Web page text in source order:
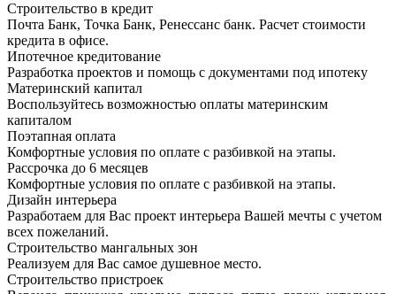
Строительство в кредит
Почта Банк, Точка Банк, Ренессанс банк. Расчет стоимости
кредита в офисе.
Ипотечное кредитование
Разработка проектов и помощь с документами под ипотеку
Материнский капитал
Воспользуйтесь возможностью оплаты материнским
капиталом
Поэтапная оплата
Комфортные условия по оплате с разбивкой на этапы.
Рассрочка до 6 месяцев
Комфортные условия по оплате с разбивкой на этапы.
Дизайн интерьера
Разработаем для Вас проект интерьера Вашей мечты с учетом
всех пожеланий.
Строительство мангальных зон
Реализуем для Вас самое душевное место.
Строительство пристроек